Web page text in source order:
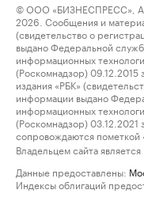
© ООО «БИЗНЕСПРЕСС»,
2026. Сообщения и
(свидетельство о
выдано Федеральной
информационных
(Роскомнадзор)
издания «РБК»
информации выдано
информационных
(Роскомнадзор)
сопровождаются пометкой
Владельцем сайта
Данные предоставлены:
Индексы облигаций